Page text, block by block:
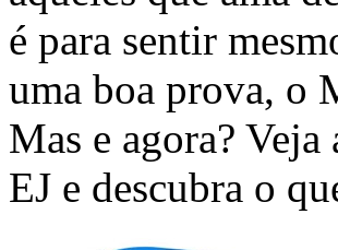
é para sentir
uma boa prova, o
Mas e agora?
EJ e descubra o